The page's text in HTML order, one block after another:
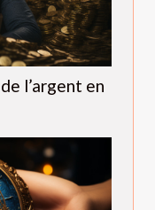
l’argent en